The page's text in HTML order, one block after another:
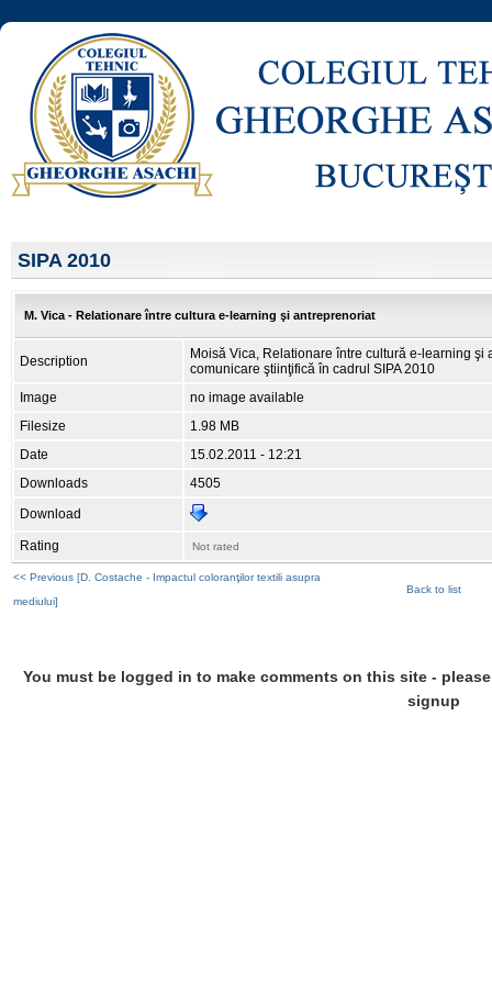
SIPA 2010
M. Vica - Relationare între cultura e-learning şi antreprenoriat
Description
Moisă Vica, Relationare între cultură e-learning şi
comunicare ştiinţifică în cadrul SIPA 2010
Image
no image available
Filesize
1.98 MB
Date
15.02.2011 - 12:21
Downloads
4505
Download
Rating Not rated
<< Previous [D. Costache - Impactul coloranţilor textili asupra
mediului]
Back to list
You must be logged in to make comments on this site -
signup